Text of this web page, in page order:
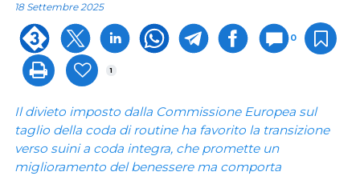
18 Settembre 2025
0
1
Il divieto imposto dalla Commissione Europea sul
taglio della coda di routine ha favorito la transizione
verso suini a coda integra, che promette un
miglioramento del benessere ma comporta